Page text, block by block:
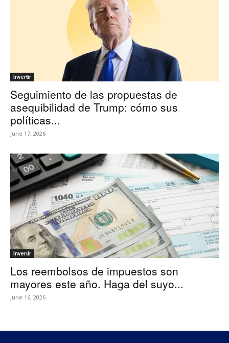
Invertir
Seguimiento de las propuestas de
asequibilidad de Trump: cómo sus
políticas...
June 17, 2026
Invertir
Los reembolsos de impuestos son
mayores este año. Haga del suyo...
June 16, 2026